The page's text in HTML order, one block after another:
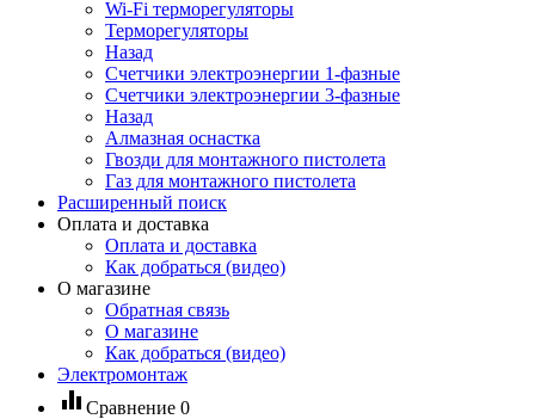
Wi-Fi терморегуляторы
Терморегуляторы
Назад
Счетчики электроэнергии 1-фазные
Счетчики электроэнергии 3-фазные
Назад
Алмазная оснастка
Гвозди для монтажного пистолета
Газ для монтажного пистолета
Расширенный поиск
Оплата и доставка
Оплата и доставка
Как добраться (видео)
О магазине
Обратная связь
О магазине
Как добраться (видео)
Электромонтаж
equalizer Сравнение 0